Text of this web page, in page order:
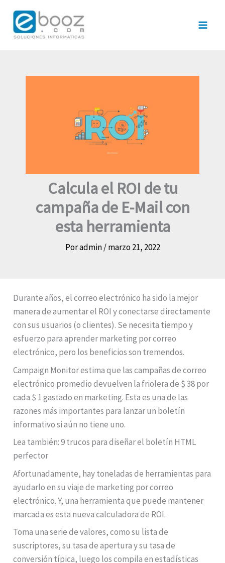
contenido
Calcula el ROI de tu
campaña de E-Mail con
esta herramienta
Poradmin/marzo 21, 2022
Durante años, el correo electrónico ha sido la mejor
manera de aumentar el ROI y conectarse directamente
con sus usuarios (o clientes). Se necesita tiempo y
esfuerzo para aprender marketing por correo
electrónico, pero los beneficios son tremendos.
Campaign Monitor estima que las campañas de correo
electrónico promedio devuelven la friolera de $ 38 por
cada $ 1 gastado en marketing. Esta es una de las
razones más importantes para lanzar un boletín
informativo si aún no tiene uno.
Lea también: 9 trucos para diseñar el boletín HTML
perfector
Afortunadamente, hay toneladas de herramientas para
ayudarlo en su viaje de marketing por correo
electrónico. Y, una herramienta que puede mantener
marcada es esta nueva calculadora de ROI.
Toma una serie de valores, como su lista de
suscriptores, su tasa de apertura y su tasa de
conversión típica, luego los compila en estadísticas